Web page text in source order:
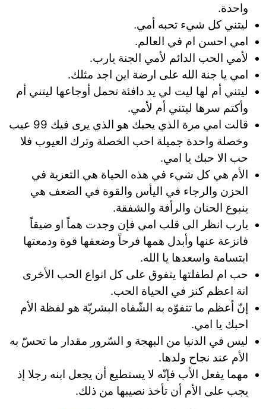
واحدة.
ليتني كل شيء تحبه أمي.
امي احسن ام في العالم.
لأمي الحب الدائم لأمي الجنة يارب.
امي يا جنة الله على ارضة اين اجد مثلك.
ليتني أم لها ليت لي يد دافئة تحمل أوجاعها ليتني أم
وأكتم سرها ليتني أم لأمي.
قالت امي مرة الذي يحبك هو الذي يرى فيك 99 عيب
وخصلة واحدة جميلة احب الخصلة وترك العيوب فلا
حب الا حبك يا امي.
الأم هي كل شيء في هذه الحياة هي التعزية في
الحزن والرجاء في اليأس والقوة في الضعف هي
ينبوع الحنان والرأفة والشفقة.
يارب انظر الى قلب امي فإن وجدت هماً او ضيقاً
فانزعة عنها وأبدل همها فرحاً وضعفها قوة ودمعتها
ابتسامة واسعدها يا الله.
حب ام لطفلتها يتفوق على كل انواع الحب الأخرى
انة اعظم كنز في الحياة الحب.
إنّ أعظم ما تتفوّه به الشّفاه البشريّة هو لفظة الأم
احبك يا امي.
ليس في الدنيا من البهجة و السّرور مقدار ما تحسّ به
الأم عند نجاح ولدها.
مهما يفعل الأب فإنّه لا يستطيع أن يجعل ابنه رجلا إذ
يجب على الأم أن تأخذ نصيبها من ذلك.